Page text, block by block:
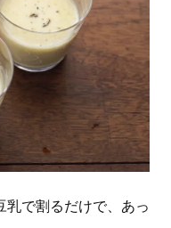
乳で割るだけで、あっ